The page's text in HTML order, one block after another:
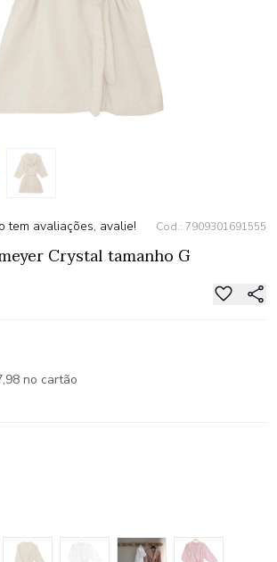
tem avaliações, avalie! Cod.: 7909301691555
Crystal tamanho G
no cartão